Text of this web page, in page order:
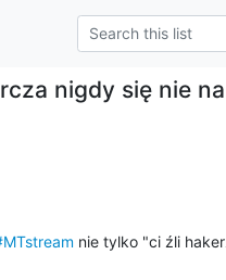
nigdy się nie
nie tylko "ci źli